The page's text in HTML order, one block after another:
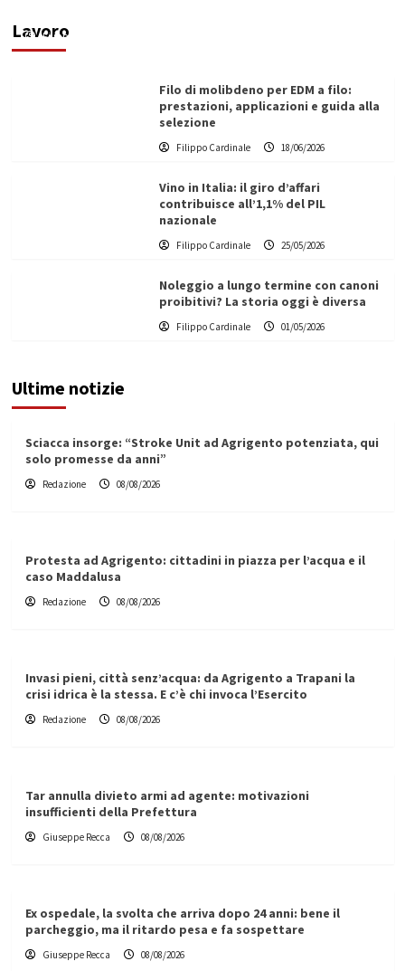
LavoroFilippo Cardinale
Filo di molibdeno per EDM a filo:
prestazioni, applicazioni e guida alla
selezione
Filippo Cardinale 18/06/2026
Vino in Italia: il giro d’affari
contribuisce all’1,1% del PIL
nazionale
Filippo Cardinale 25/05/2026
Noleggio a lungo termine con canoni
proibitivi? La storia oggi è diversa
Filippo Cardinale 01/05/2026
Ultime notizie
Sciacca insorge: “Stroke Unit ad Agrigento potenziata, qui
solo promesse da anni”
Redazione 08/08/2026
Protesta ad Agrigento: cittadini in piazza per l’acqua e il
caso Maddalusa
Redazione 08/08/2026
Invasi pieni, città senz’acqua: da Agrigento a Trapani la
crisi idrica è la stessa. E c’è chi invoca l’Esercito
Redazione 08/08/2026
Tar annulla divieto armi ad agente: motivazioni
insufficienti della Prefettura
Giuseppe Recca 08/08/2026
Ex ospedale, la svolta che arriva dopo 24 anni: bene il
parcheggio, ma il ritardo pesa e fa sospettare
Giuseppe Recca 08/08/2026